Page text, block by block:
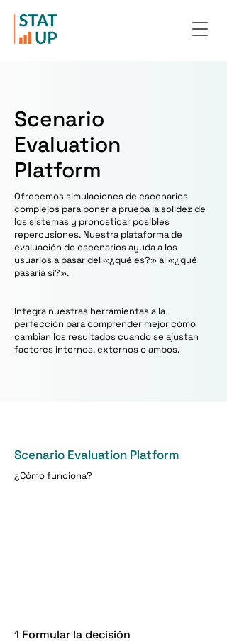
Scenario
Evaluation
Platform
Ofrecemos simulaciones de escenarios
complejos para poner a prueba la solidez de
los sistemas y pronosticar posibles
repercusiones. Nuestra plataforma de
evaluación de escenarios ayuda a los
usuarios a pasar del «¿qué es?» al «¿qué
pasaría si?».
Integra nuestras herramientas a la
perfección para comprender mejor cómo
cambian los resultados cuando se ajustan
factores internos, externos o ambos.
Scenario Evaluation Platform
¿Cómo funciona?
1 Formular la decisión